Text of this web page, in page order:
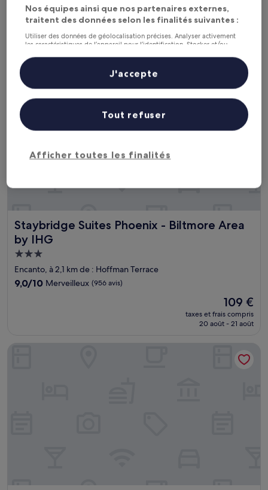
Merveilleux,
9,0/10 Merveilleux (1 011 avis)
Le
nouveau
est
77 €
taxes et frais compris
Staybridge Suites Phoenix - Biltmore Area
by IHG
Staybridge Suites Phoenix - Biltmore Area by IHG
Hébergement
3.0 étoiles
Encanto, à 2,1 km de : Hoffman Terrace
9.0
9,0/10 Merveilleux (956 avis)
Le
nouveau
prix
109 €
109 €
taxes et frais compris
20 août - 21 août
Staybridge Suites Phoenix - Biltmore Area by IHG
SureStay By Best Western Phoenix Airport
Nos équipes ainsi que nos partenaires externes,
traitent des données selon les finalités suivantes :
Utiliser des données de géolocalisation précises. Analyser activement
les caractéristiques de l’appareil pour l’identification. Stocker et/ou
personnalisés, mesure de performance des publicités et du contenu,
études d’audience et développement de services.
Liste de nos partenaires (fournisseurs)
Afficher toutes les finalités
Tout refuser
J'accepte